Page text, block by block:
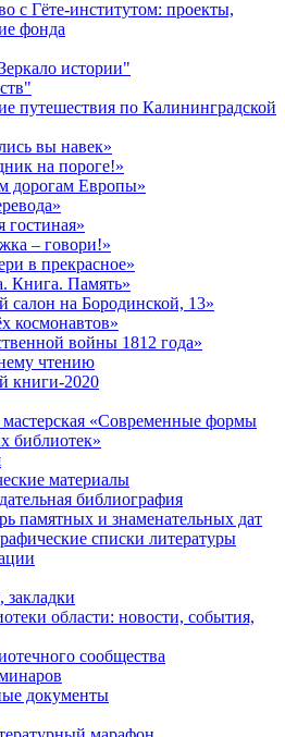
с Гёте-институтом: проекты,
фонда
истории"
путешествия по Калининградской
вы навек»
на пороге!»
дорогам Европы»
гостиная»
– говори!»
в прекрасное»
Книга. Память»
салон на Бородинской, 13»
космонавтов»
войны 1812 года»
чтению
книги-2020
мастерская «Современные формы
библиотек»
материалы
библиография
памятных и знаменательных дат
списки литературы
закладки
области: новости, события,
сообщества
документы